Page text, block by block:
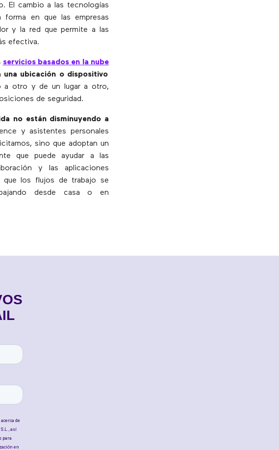
El cambio a las tecnologías
en que las empresas
y la red que permite a las
efectiva.
servicios basados en la nube
una ubicación o dispositivo
a otro y de un lugar a otro,
de seguridad.
no están disminuyendo a
y asistentes personales
sino que adoptan un
que puede ayudar a las
y las aplicaciones
que los flujos de trabajo se
desde casa o en